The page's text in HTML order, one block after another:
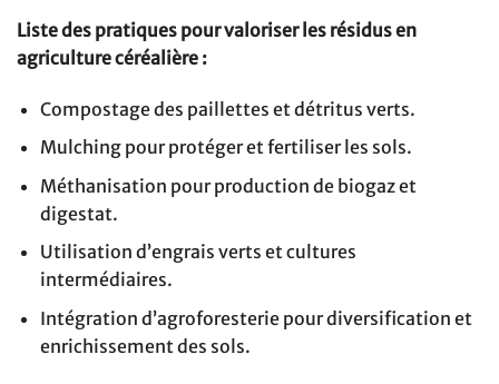
Liste des pratiques pour valoriser les résidus en
agriculture céréalière :
Compostage des paillettes et détritus verts.
Mulching pour protéger et fertiliser les sols.
Méthanisation pour production de biogaz et
digestat.
Utilisation d’engrais verts et cultures
intermédiaires.
Intégration d’agroforesterie pour diversification et
enrichissement des sols.